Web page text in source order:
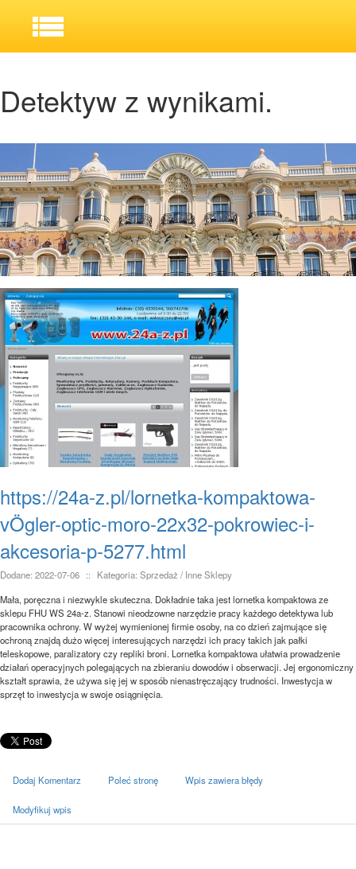
Detektyw z wynikami.
https://24a-z.pl/lornetka-kompaktowa-
vÖgler-optic-moro-22x32-pokrowiec-i-
akcesoria-p-5277.html
Dodane: 2022-07-06 ::
Kategoria: Sprzedaż / Inne Sklepy
Mała, poręczna i niezwykle skuteczna. Dokładnie taka jest lornetka kompaktowa ze
sklepu FHU WS 24a-z. Stanowi nieodzowne narzędzie pracy każdego detektywa lub
pracownika ochrony. W wyżej wymienionej firmie osoby, na co dzień zajmujące się
ochroną znajdą dużo więcej interesujących narzędzi ich pracy takich jak pałki
teleskopowe, paralizatory czy repliki broni. Lornetka kompaktowa ułatwia prowadzenie
działań operacyjnych polegających na zbieraniu dowodów i obserwacji. Jej ergonomiczny
kształt sprawia, że używa się jej w sposób nienastręczający trudności. Inwestycja w
sprzęt to inwestycja w swoje osiągnięcia.
Dodaj Komentarz Poleć stronę Wpis zawiera błędy
Modyfikuj wpis